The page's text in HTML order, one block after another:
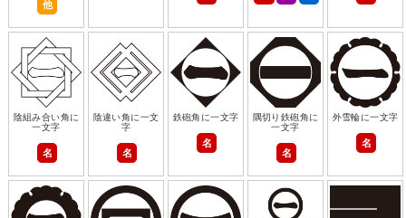
他
陰組み合い角に
一文字
名
陰違い角に一文
字
名
鉄砲角に一文字
名
隅切り鉄砲角に
一文字
名
外雪輪に一文字
名